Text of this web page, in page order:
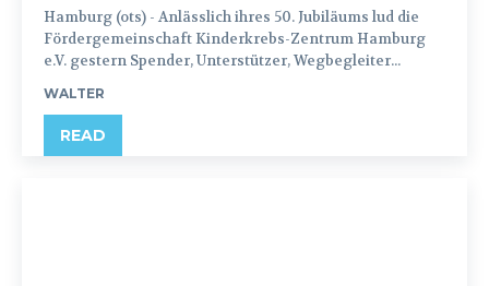
Hamburg (ots) - Anlässlich ihres 50. Jubiläums lud die
Fördergemeinschaft Kinderkrebs-Zentrum Hamburg
e.V. gestern Spender, Unterstützer, Wegbegleiter...
WALTER
READ